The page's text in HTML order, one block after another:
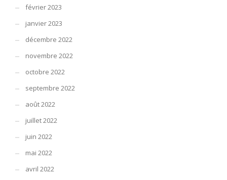
février 2023
janvier 2023
décembre 2022
novembre 2022
octobre 2022
septembre 2022
août 2022
juillet 2022
juin 2022
mai 2022
avril 2022